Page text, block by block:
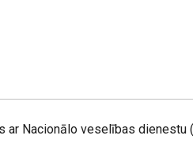
ar Nacionālo veselības dienestu